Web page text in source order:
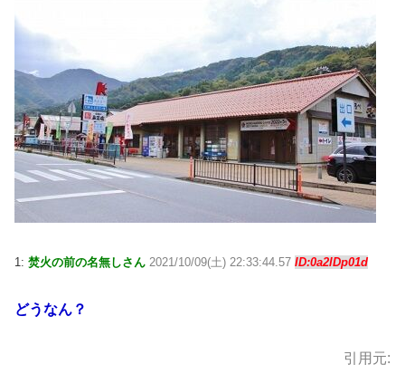
1: 焚火の前の名無しさん 2021/10/09(土) 22:33:44.57 ID:0a2lDp01d
どうなん？
引用元: